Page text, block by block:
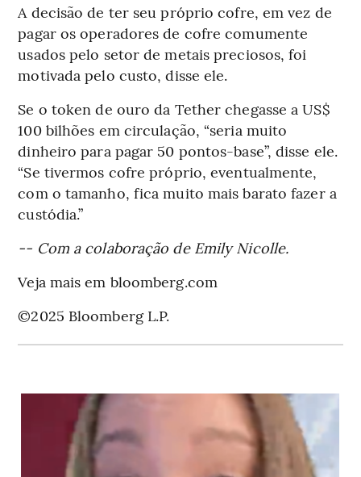
A decisão de ter seu próprio cofre, em vez de
pagar os operadores de cofre comumente
usados pelo setor de metais preciosos, foi
motivada pelo custo, disse ele.
Se o token de ouro da Tether chegasse a US$
100 bilhões em circulação, “seria muito
dinheiro para pagar 50 pontos-base”, disse ele.
“Se tivermos cofre próprio, eventualmente,
com o tamanho, fica muito mais barato fazer a
custódia.”
-- Com a colaboração de Emily Nicolle.
Veja mais em bloomberg.com
©2025 Bloomberg L.P.